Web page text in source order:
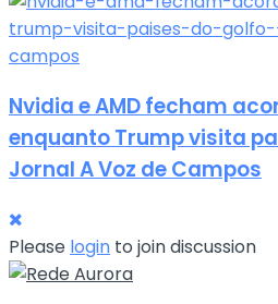
Nvidia e AMD fecham
enquanto Trump visita
Jornal A Voz de Campos
Please login to join discussion